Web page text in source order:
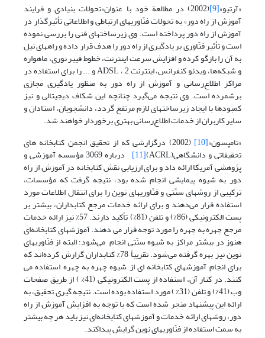
«آرتیو»[9] (2002) در مطالعة خود با عنوان«تحولات بنیادی و فرایند
آموزش از راه دور» به تحولات فنّاوریهای ارتباطی و اطلاعاتی تأثیرگذار در
آموزش از راه دور پرداخته است. وی زیرساختهای فنی را بررسی نموده
است و تأثیر فنّاوری بر یادگیری از راه دور را هدف قرار داده و راههای نیل
به آن را بازگو کرده و افزایش سرعت اینترنت، خطوط فیبر نوری، ماهواره
و شبکه‌ها، ویدئو کنفرانس، اینترنت 2 ، ADSL و ... را برای استفاده در
مراکز اطلاع‌رسانی و آموزش از راه دور به منظور یادگیری مجازی
برشمرده است. وی نتیجه می‌گیرد چنانچه این شکاف دیجیتالی و نیز
کمبودها با ایجاد زیرساختهای لازم مرتفع گردد، دانشجویان، استادان و
سایر کاربران از خدمات اطلاع‌رسانی بهتری برخوردار خواهند شد.
«تامپسون»[10] (2002) درگزارشی که از تحقیق انجمن کتابخانه های
تحقیقاتی و دانشگاهی(ACRL) [11] درباره 3069 مؤسسه آموزشی و
پژوهشی آمریکا ارائه داد و برای ارزیابی نقش کتابخانه در آموزش از راه
دور به شیوه پیمایشی انجام شده بود، نتیجه گرفت که مؤسسات،
ترکیبی از روشهای سنّتی و فنّاوریهای نوین را برای انتقال اطلاعات مورد
استفاده قرار می‌دهند و برای ارائه خدمات مرجع کتابداران، بیشتر بر
پست الکترونیکی (86%) و تلفن (81%) تأکید دارند. 57% نیز ارائه خدمات
مرجع چهره به چهره را مورد توجه قرار می دهند. آموزشهای کتابخانه‌ای‌
هنوز در بیشتر مراکز به شیوه سنّتی انجام می‌شود؛ البته از فنّاوریهای
نوین نیز بهره گرفته می‌شود. تقریباً 78% کتابداران گزارش کرده‌اند که
برای انجام آموزشهای کتابخانه ای از شیوه چهره به چهره استفاده می
کنند. در کنار آن، استفاده از پست الکترونیکی (41% ) از طریق صفحات
وب (41%) و تلفن (31% ) مورد استفاده بوده است. نتیجه گیری تحقیق، به
ارائه این پیشنهاد منجر شده است که با توجه به افزایش آموزش از راه
دور، روشهای ارائه خدمات و آموزشهای کتابخانه‌ای نیز باید هر چه بیشتر
به سمت استفاده از فنّاوریهای نوین گرایش پیداکند.